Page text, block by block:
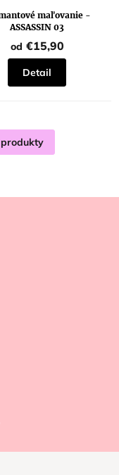
maľovanie -
ASSASSIN 03
od €15,90
Detail